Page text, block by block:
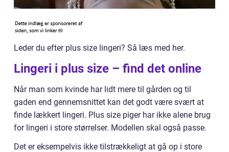
Leder du efter plus size lingeri? Så læs med her.
Lingeri i plus size – find det online
Når man som kvinde har lidt mere til gården og til
gaden end gennemsnittet kan det godt være svært at
finde lækkert lingeri. Plus size piger har ikke alene brug
for lingeri i store størrelser. Modellen skal også passe.
Det er eksempelvis ikke tilstrækkeligt at gå op i store